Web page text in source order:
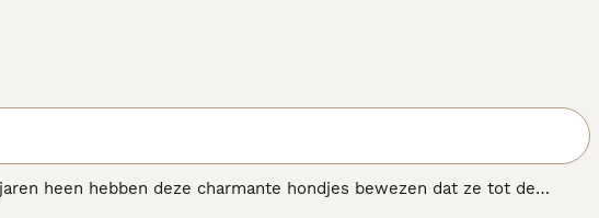
heen hebben deze charmante hondjes bewezen dat ze tot de